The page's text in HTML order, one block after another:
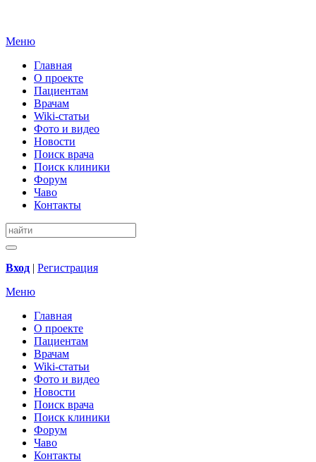
Меню
Главная
О проекте
Пациентам
Врачам
Wiki-статьи
Фото и видео
Новости
Поиск врача
Поиск клиники
Форум
Чаво
Контакты
Вход | Регистрация
Меню
Главная
О проекте
Пациентам
Врачам
Wiki-статьи
Фото и видео
Новости
Поиск врача
Поиск клиники
Форум
Чаво
Контакты